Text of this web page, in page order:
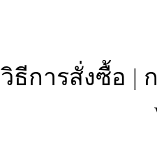
วิธีการสั่งซื้อ |